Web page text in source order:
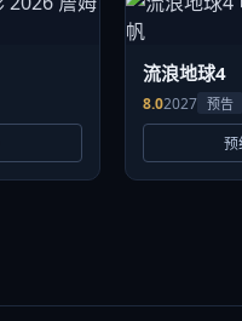
流浪地球4
8.02027 预告
预